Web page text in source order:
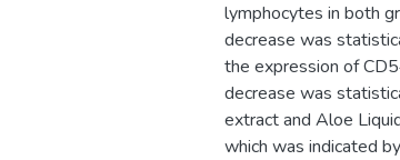
lymphocytes in both
decrease was
the expression of
decrease was
extract and Aloe
which was indicated